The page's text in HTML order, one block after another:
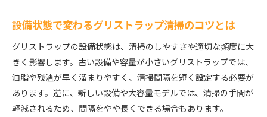
設備状態で変わるグリストラップ清掃のコツとは
グリストラップの設備状態は、清掃のしやすさや適切な頻度に大
きく影響します。古い設備や容量が小さいグリストラップでは、
油脂や残渣が早く溜まりやすく、清掃間隔を短く設定する必要が
あります。逆に、新しい設備や大容量モデルでは、清掃の手間が
軽減されるため、間隔をやや長くできる場合もあります。